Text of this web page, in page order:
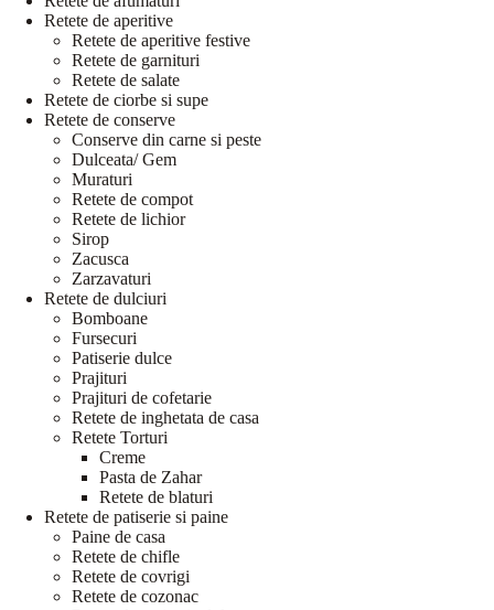
Retete de aperitive
Retete de aperitive festive
Retete de garnituri
Retete de salate
Retete de ciorbe si supe
Retete de conserve
Conserve din carne si peste
Dulceata/ Gem
Muraturi
Retete de compot
Retete de lichior
Sirop
Zacusca
Zarzavaturi
Retete de dulciuri
Bomboane
Fursecuri
Patiserie dulce
Prajituri
Prajituri de cofetarie
Retete de inghetata de casa
Retete Torturi
Creme
Pasta de Zahar
Retete de blaturi
Retete de patiserie si paine
Paine de casa
Retete de chifle
Retete de covrigi
Retete de cozonac